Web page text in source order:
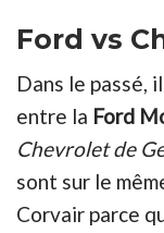
Ford vs
Dans le passé,
entre la Ford
Chevrolet de
sont sur le
Corvair parce